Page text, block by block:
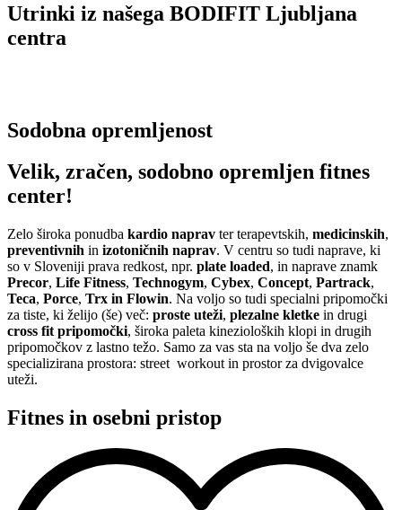
Utrinki iz našega BODIFIT Ljubljana
centra
Sodobna opremljenost
Velik, zračen, sodobno opremljen fitnes
center!
Zelo široka ponudba kardio naprav ter terapevtskih, medicinskih,
preventivnih in izotoničnih naprav. V centru so tudi naprave, ki
so v Sloveniji prava redkost, npr. plate loaded, in naprave znamk
Precor, Life Fitness, Technogym, Cybex, Concept, Partrack,
Teca, Porce, Trx in Flowin. Na voljo so tudi specialni pripomočki
za tiste, ki želijo (še) več: proste uteži, plezalne kletke in drugi
cross fit pripomočki, široka paleta kinezioloških klopi in drugih
pripomočkov z lastno težo. Samo za vas sta na voljo še dva zelo
specializirana prostora: street workout in prostor za dvigovalce
uteži.
Fitnes in osebni pristop